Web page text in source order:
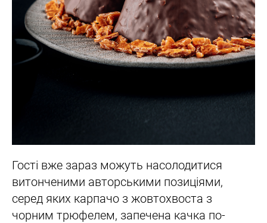
Гості вже зараз можуть насолодитися
витонченими авторськими позиціями,
серед яких карпачо з жовтохвоста з
чорним трюфелем, запечена качка по-